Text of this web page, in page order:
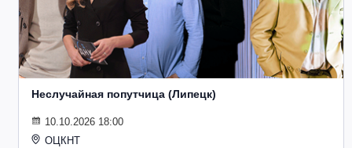
Неслучайная попутчица (Липецк)
10.10.2026 18:00
ОЦКНТ